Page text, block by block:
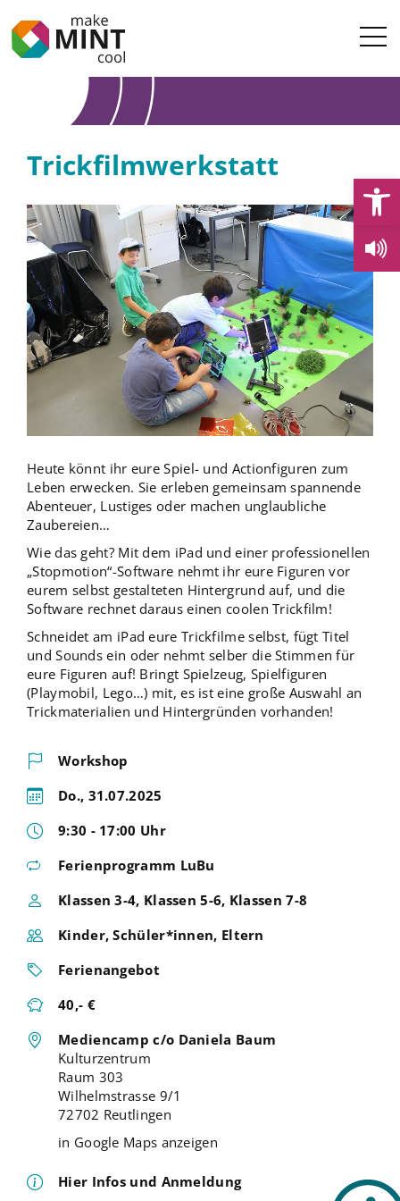
Trickfilmwerkstatt
Heute könnt ihr eure Spiel- und Actionfiguren zum
Leben erwecken. Sie erleben gemeinsam spannende
Abenteuer, Lustiges oder machen unglaubliche
Zaubereien…
Wie das geht? Mit dem iPad und einer professionellen
„Stopmotion“-Software nehmt ihr eure Figuren vor
eurem selbst gestalteten Hintergrund auf, und die
Software rechnet daraus einen coolen Trickfilm!
Schneidet am iPad eure Trickfilme selbst, fügt Titel
und Sounds ein oder nehmt selber die Stimmen für
eure Figuren auf! Bringt Spielzeug, Spielfiguren
(Playmobil, Lego…) mit, es ist eine große Auswahl an
Trickmaterialien und Hintergründen vorhanden!
Workshop
Do., 31.07.2025
9:30 - 17:00 Uhr
Ferienprogramm LuBu
Klassen 3-4, Klassen 5-6, Klassen 7-8
Kinder, Schüler*innen, Eltern
Ferienangebot
40,- €
Mediencamp c/o Daniela Baum
Kulturzentrum
Raum 303
Wilhelmstrasse 9/1
72702 Reutlingen
in Google Maps anzeigen
Hier Infos und Anmeldung